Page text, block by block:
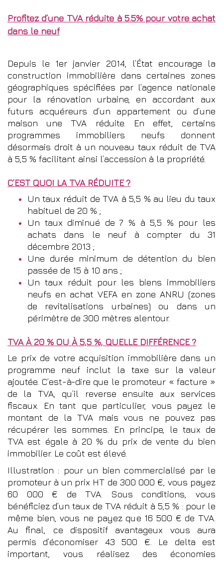
Profitez d’une TVA réduite à 5.5% pour votre achat
dans le neuf
Depuis le 1er janvier 2014, l’État encourage la
construction immobilière dans certaines zones
géographiques spécifiées par l’agence nationale
pour la rénovation urbaine, en accordant aux
futurs acquéreurs d’un appartement ou d’une
maison une TVA réduite. En effet, certains
programmes immobiliers neufs donnent
désormais droit à un nouveau taux réduit de TVA
à 5,5 % facilitant ainsi l’accession à la propriété.
C’EST QUOI LA TVA RÉDUITE ?
Un taux réduit de TVA à 5,5 % au lieu du taux
habituel de 20 % ;
Un taux diminué de 7 % à 5,5 % pour les
achats dans le neuf à compter du 31
décembre 2013 ;
Une durée minimum de détention du bien
passée de 15 à 10 ans ;
Un taux réduit pour les biens immobiliers
neufs en achat VEFA en zone ANRU (zones
de revitalisations urbaines) ou dans un
périmètre de 300 mètres alentour.
TVA À 20 % OU À 5,5 %, QUELLE DIFFÉRENCE ?
Le prix de votre acquisition immobilière dans un
programme neuf inclut la taxe sur la valeur
ajoutée. C’est-à-dire que le promoteur « facture »
de la TVA, qu’il reverse ensuite aux services
fiscaux. En tant que particulier, vous payez le
montant de la TVA mais vous ne pouvez pas
récupérer les sommes. En principe, le taux de
TVA est égale à 20 % du prix de vente du bien
immobilier. Le coût est élevé.
Illustration : pour un bien commercialisé par le
promoteur à un prix HT de 300 000 €, vous payez
60 000 € de TVA. Sous conditions, vous
bénéficiez d’un taux de TVA réduit à 5,5 % : pour le
même bien, vous ne payez que 16 500 € de TVA.
Au final, ce dispositif avantageux vous aura
permis d’économiser 43 500 €. Le delta est
important, vous réalisez des économies